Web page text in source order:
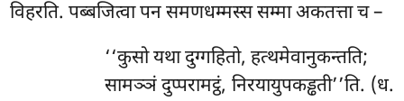
विहरति. पब्बजित्वा पन समणधम्मस्स सम्मा अकतत्ता च –
‘‘कुसो यथा दुग्गहितो, हत्थमेवानुकन्तति;
सामञ्ञं दुप्परामट्ठं, निरयायुपकड्ढती’’ति. (ध.